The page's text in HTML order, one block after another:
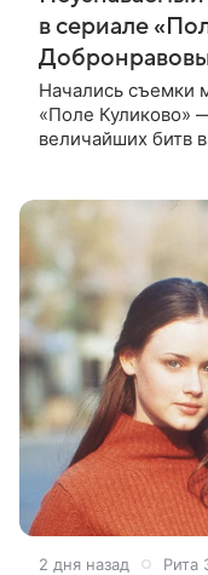
в сериале
Начались съемки
«Поле Куликово»
величайших битв
2 дня назад Рита